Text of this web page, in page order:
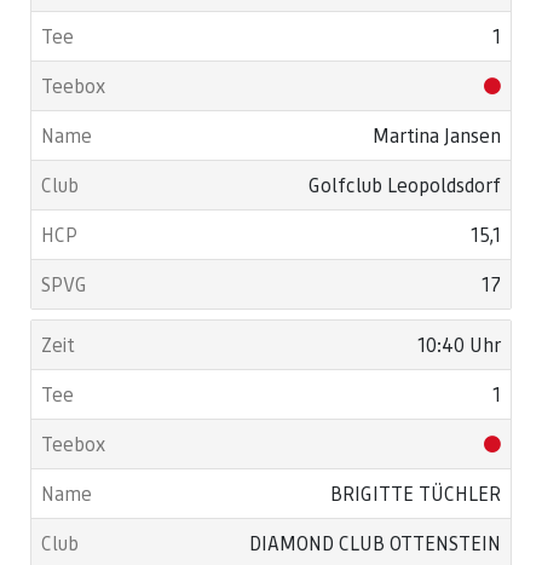
1
Martina Jansen
Golfclub Leopoldsdorf
15,1
17
10:40 Uhr
1
BRIGITTE TÜCHLER
DIAMOND CLUB OTTENSTEIN